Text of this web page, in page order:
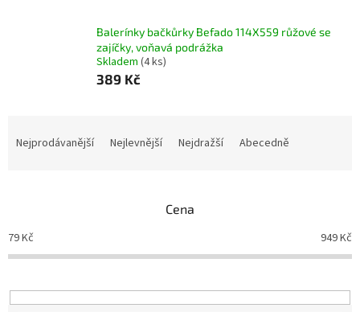
Balerínky bačkůrky Befado 114X559 růžové se
zajíčky, voňavá podrážka
Skladem (4 ks)
389 Kč
p
r
o
u
Nejprodávanější Nejlevnější Nejdražší Abecedně
Cena
79Kč 949Kč